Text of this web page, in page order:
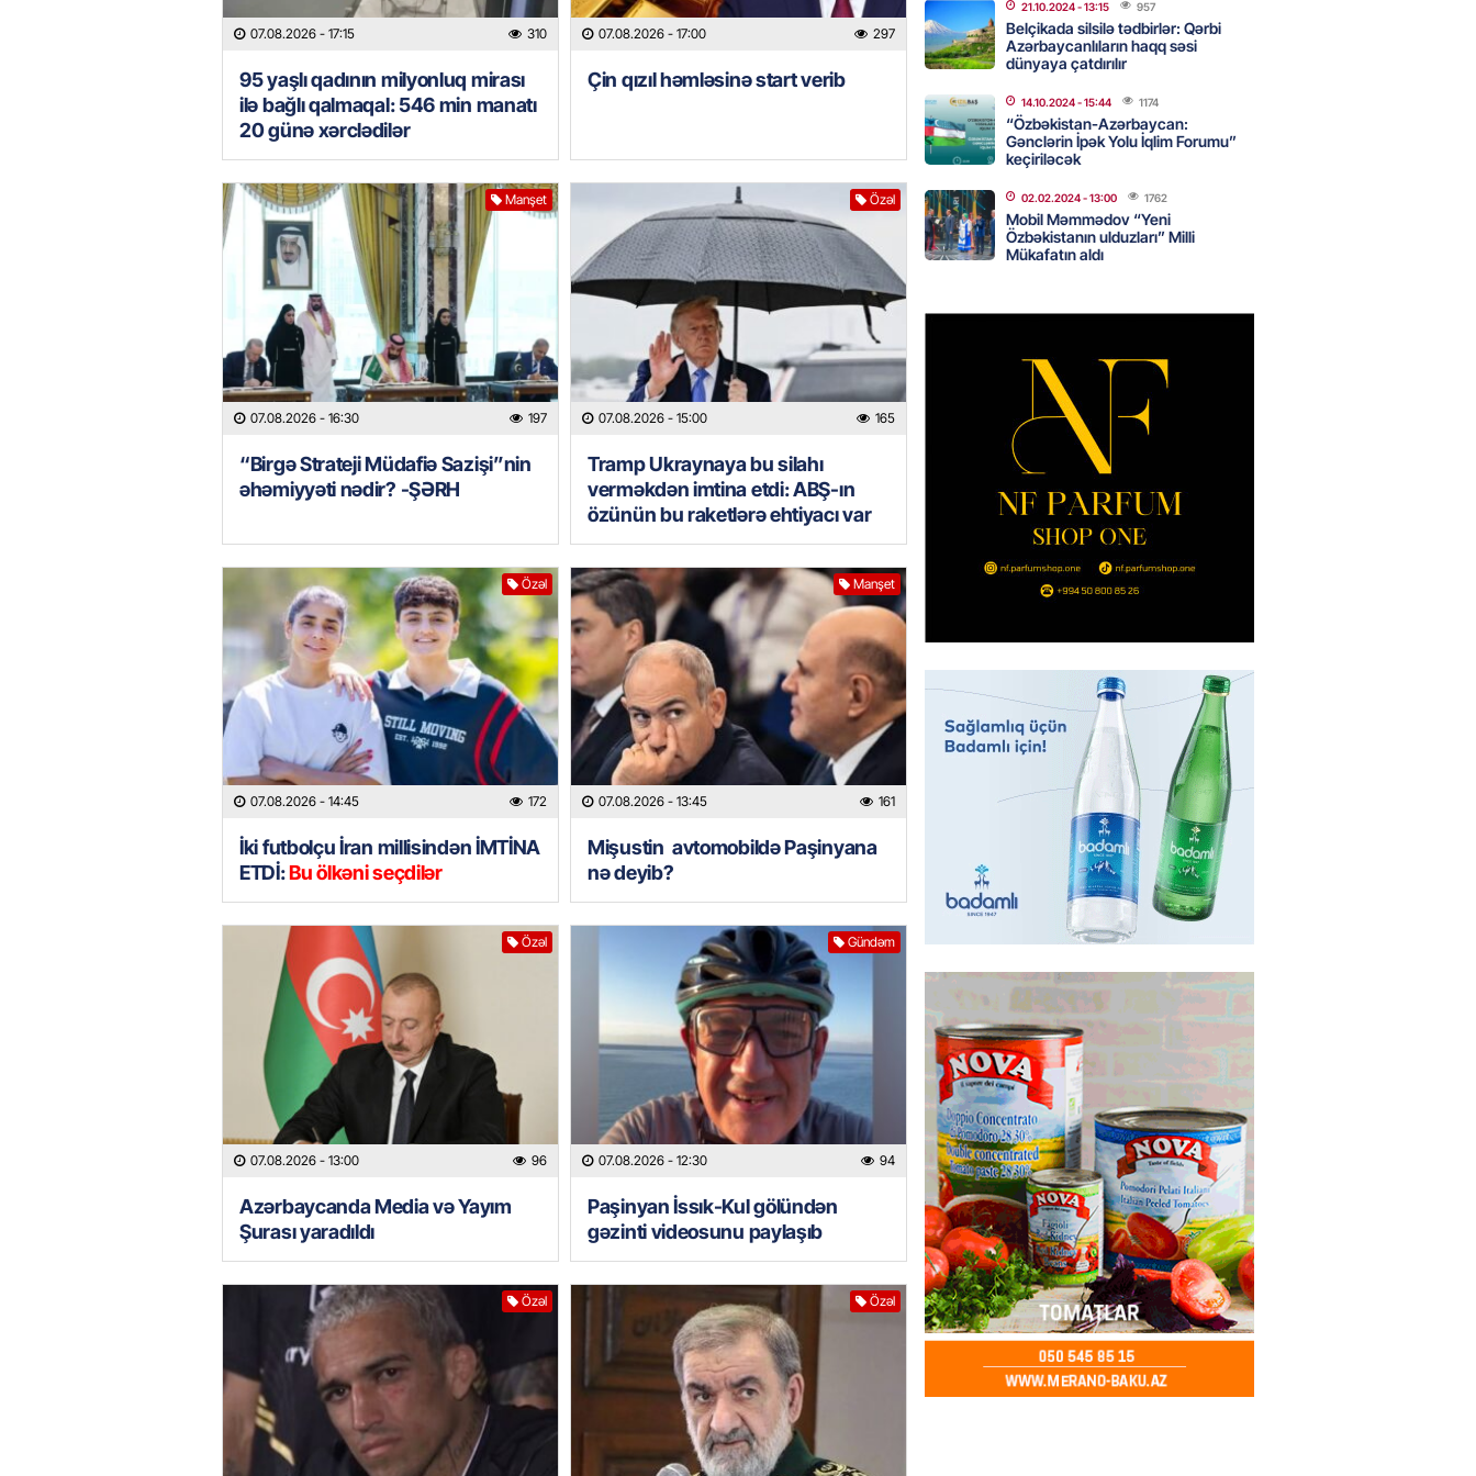
07.08.2026 - 17:15 310
95 yaşlı qadının milyonluq mirası
ilə bağlı qalmaqal: 546 min manatı
20 günə xərclədilər
07.08.2026 - 17:00 297
Çin qızıl həmləsinə start verib
Manşet
07.08.2026 - 16:30 197
“Birgə Strateji Müdafiə Sazişi”nin
əhəmiyyəti nədir? -ŞƏRH
Özəl
07.08.2026 - 15:00 165
Tramp Ukraynaya bu silahı
verməkdən imtina etdi: ABŞ-ın
özünün bu raketlərə ehtiyacı var
Özəl
07.08.2026 - 14:45 172
İki futbolçu İran millisindən İMTİNA
ETDİ:Bu ölkəni seçdilər
Manşet
07.08.2026 - 13:45 161
Mişustin avtomobildə Paşinyana
nə deyib?
Özəl
07.08.2026 - 13:00 96
Azərbaycanda Media və Yayım
Şurası yaradıldı
Gündəm
07.08.2026 - 12:30 94
Paşinyan İssık-Kul gölündən
gəzinti videosunu paylaşıb
Özəl Özəl
MANŞET
AAYDA-nın tərəzi məntəqələrindən
şikayət -156 ya yaşıl, vətəndaşa qırmızı
işıq?
07.08.2026- 18:00 188
GÜNDƏM
Hərbi xidmətə görə rüşvət alan vəzifəli
şəxslərin məhkəməsi BAŞLAYIR
Ad günü şənliyində yaralanan rus
general öldü – VİDEO
- 17:30
95 yaşlı qadının milyonluq mirası ilə
bağlı qalmaqal: 546 min manatı 20
günə xərclədilər
07.08.2026- 17:15
07.08.2026 297
GÜNDƏM
Ülviyyə İlyasova fəhləyə borclu qalıb?
07.08.2026- 16:45 295
“Birgə Strateji Müdafiə Sazişi”nin
əhəmiyyəti nədir? -ŞƏRH
Albaniya klubuna keçən Kamil
“Liverpul”da oynamaq istəyir
07.08.2026- 16:15 268
HADISƏ
Tovuzda qadın qətlə yetirildi – Şübhəli
qardaşı oğludur
07.08.2026- 16:00 253
GÜNDƏM
Türkiyədə 37,6 milyon, Rusiyada 16,7
milyon – Azərbaycanlıların yemək
xərcləri
07.08.2026- 15:45
21.10.2024- 13:15 957
Belçikada silsilə tədbirlər: Qərbi
Azərbaycanlıların haqq səsi
dünyaya çatdırılır
14.10.2024- 15:44 1174
“Özbəkistan-Azərbaycan:
Gənclərin İpək Yolu İqlim Forumu”
keçiriləcək
02.02.2024- 13:00 1762
Mobil Məmmədov “Yeni
Özbəkistanın ulduzları” Milli
Mükafatın aldı